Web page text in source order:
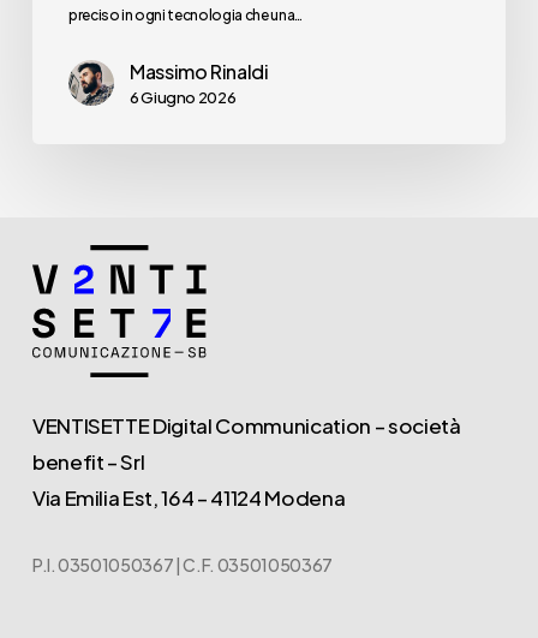
preciso in ogni tecnologia che una…
Massimo Rinaldi
6 Giugno 2026
VENTISETTE Digital Communication – società
benefit – Srl
Via Emilia Est, 164 – 41124 Modena
P.I. 03501050367 | C.F. 03501050367